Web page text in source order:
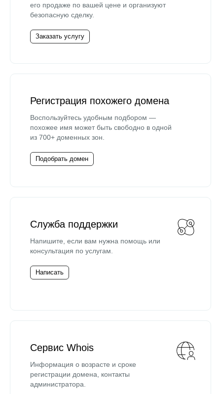
его продаже по вашей цене и организуют
безопасную сделку.
Заказать услугу
Регистрация похожего домена
Воспользуйтесь удобным подбором —
похожее имя может быть свободно в одной
из 700+ доменных зон.
Подобрать домен
Служба поддержки
Напишите, если вам нужна помощь или
консультация по услугам.
Написать
Сервис Whois
Информация о возрасте и сроке
регистрации домена, контакты
администратора.